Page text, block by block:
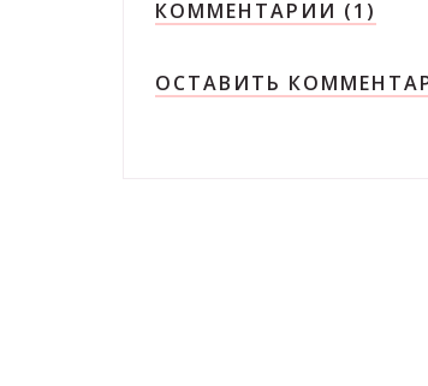
КОММЕНТАРИИ (1)
ОСТАВИТЬ